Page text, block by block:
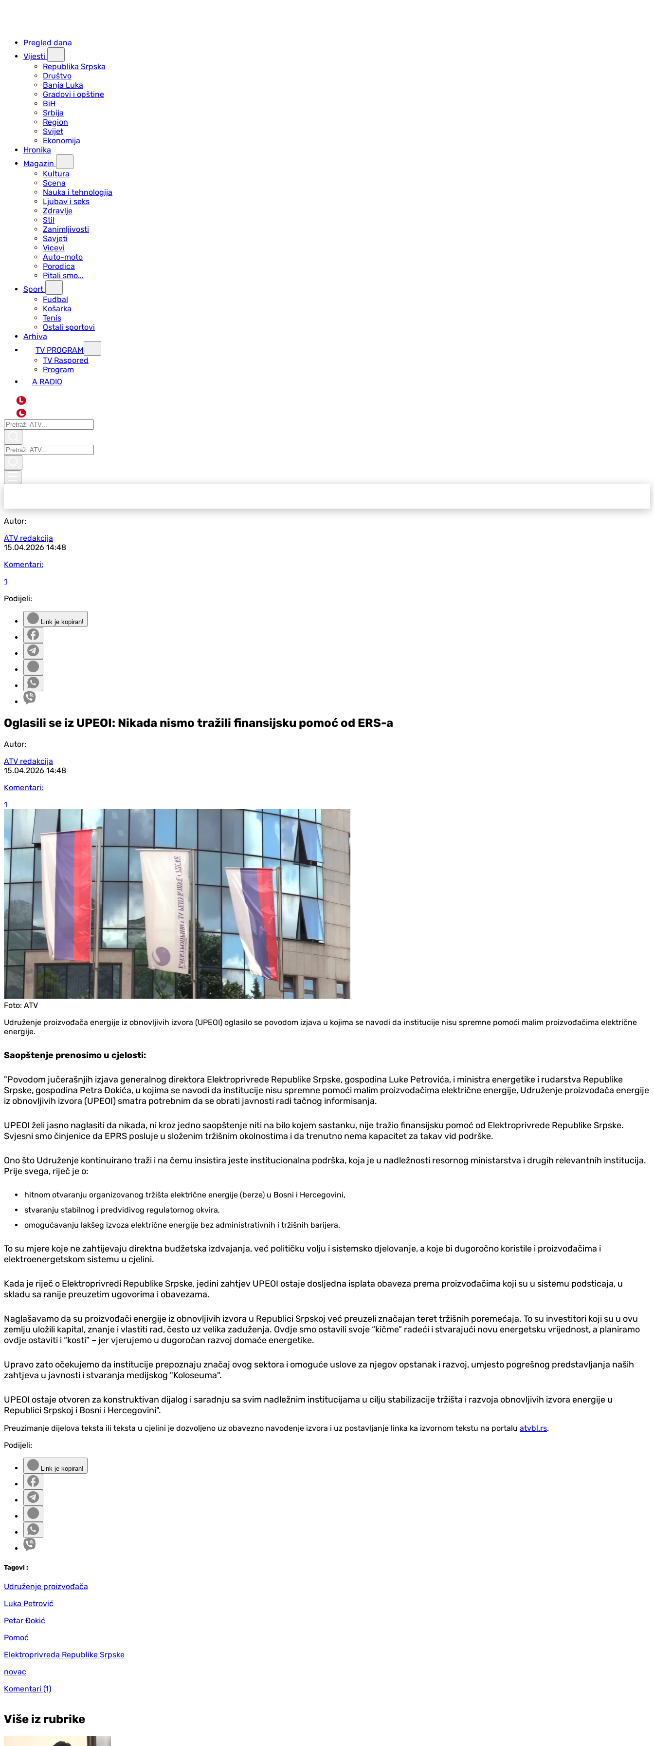
Pregled dana
Vijesti
Republika Srpska
Društvo
Banja Luka
Gradovi i opštine
BiH
Srbija
Region
Svijet
Ekonomija
Hronika
Magazin
Kultura
Scena
Nauka i tehnologija
Ljubav i seks
Zdravlje
Stil
Zanimljivosti
Savjeti
Vicevi
Auto-moto
Porodica
Pitali smo...
Sport
Fudbal
Košarka
Tenis
Ostali sportovi
Arhiva
TV PROGRAM
ТV Raspored
Program
A RADIO
L
Autor:
ATV redakcija
15.04.2026 14:48
Komentari:
1
Podijeli:
Link je kopiran!
Oglasili se iz UPEOI: Nikada nismo tražili finansijsku pomoć od ERS-a
Autor:
ATV redakcija
15.04.2026 14:48
Komentari:
1
Foto: ATV
Udruženje proizvođača energije iz obnovljivih izvora (UPEOI) oglasilo se povodom izjava u kojima se navodi da institucije nisu spremne pomoći malim proizvođačima električne
energije.
Saopštenje prenosimo u cjelosti:
"Povodom jučerašnjih izjava generalnog direktora Elektroprivrede Republike Srpske, gospodina Luke Petrovića, i ministra energetike i rudarstva Republike
Srpske, gospodina Petra Đokića, u kojima se navodi da institucije nisu spremne pomoći malim proizvođačima električne energije, Udruženje proizvođača energije
iz obnovljivih izvora (UPEOI) smatra potrebnim da se obrati javnosti radi tačnog informisanja.
UPEOI želi jasno naglasiti da nikada, ni kroz jedno saopštenje niti na bilo kojem sastanku, nije tražio finansijsku pomoć od Elektroprivrede Republike Srpske.
Svjesni smo činjenice da EPRS posluje u složenim tržišnim okolnostima i da trenutno nema kapacitet za takav vid podrške.
Ono što Udruženje kontinuirano traži i na čemu insistira jeste institucionalna podrška, koja je u nadležnosti resornog ministarstva i drugih relevantnih institucija.
Prije svega, riječ je o:
hitnom otvaranju organizovanog tržišta električne energije (berze) u Bosni i Hercegovini,
stvaranju stabilnog i predvidivog regulatornog okvira,
omogućavanju lakšeg izvoza električne energije bez administrativnih i tržišnih barijera.
To su mjere koje ne zahtijevaju direktna budžetska izdvajanja, već političku volju i sistemsko djelovanje, a koje bi dugoročno koristile i proizvođačima i
elektroenergetskom sistemu u cjelini.
Kada je riječ o Elektroprivredi Republike Srpske, jedini zahtjev UPEOI ostaje dosljedna isplata obaveza prema proizvođačima koji su u sistemu podsticaja, u
skladu sa ranije preuzetim ugovorima i obavezama.
Naglašavamo da su proizvođači energije iz obnovljivih izvora u Republici Srpskoj već preuzeli značajan teret tržišnih poremećaja. To su investitori koji su u ovu
zemlju uložili kapital, znanje i vlastiti rad, često uz velika zaduženja. Ovdje smo ostavili svoje “kičme” radeći i stvarajući novu energetsku vrijednost, a planiramo
ovdje ostaviti i “kosti” – jer vjerujemo u dugoročan razvoj domaće energetike.
Upravo zato očekujemo da institucije prepoznaju značaj ovog sektora i omoguće uslove za njegov opstanak i razvoj, umjesto pogrešnog predstavljanja naših
zahtjeva u javnosti i stvaranja medijskog "Koloseuma".
UPEOI ostaje otvoren za konstruktivan dijalog i saradnju sa svim nadležnim institucijama u cilju stabilizacije tržišta i razvoja obnovljivih izvora energije u
Republici Srpskoj i Bosni i Hercegovini".
Preuzimanje dijelova teksta ili teksta u cjelini je dozvoljeno uz obavezno navođenje izvora i uz postavljanje linka ka izvornom tekstu na portalu atvbl.rs.
Podijeli:
Link je kopiran!
Tagovi :
Udruženje proizvođača
Luka Petrović
Petar Đokić
Pomoć
Elektroprivreda Republike Srpske
novac
Komentari (1)
Više iz rubrike